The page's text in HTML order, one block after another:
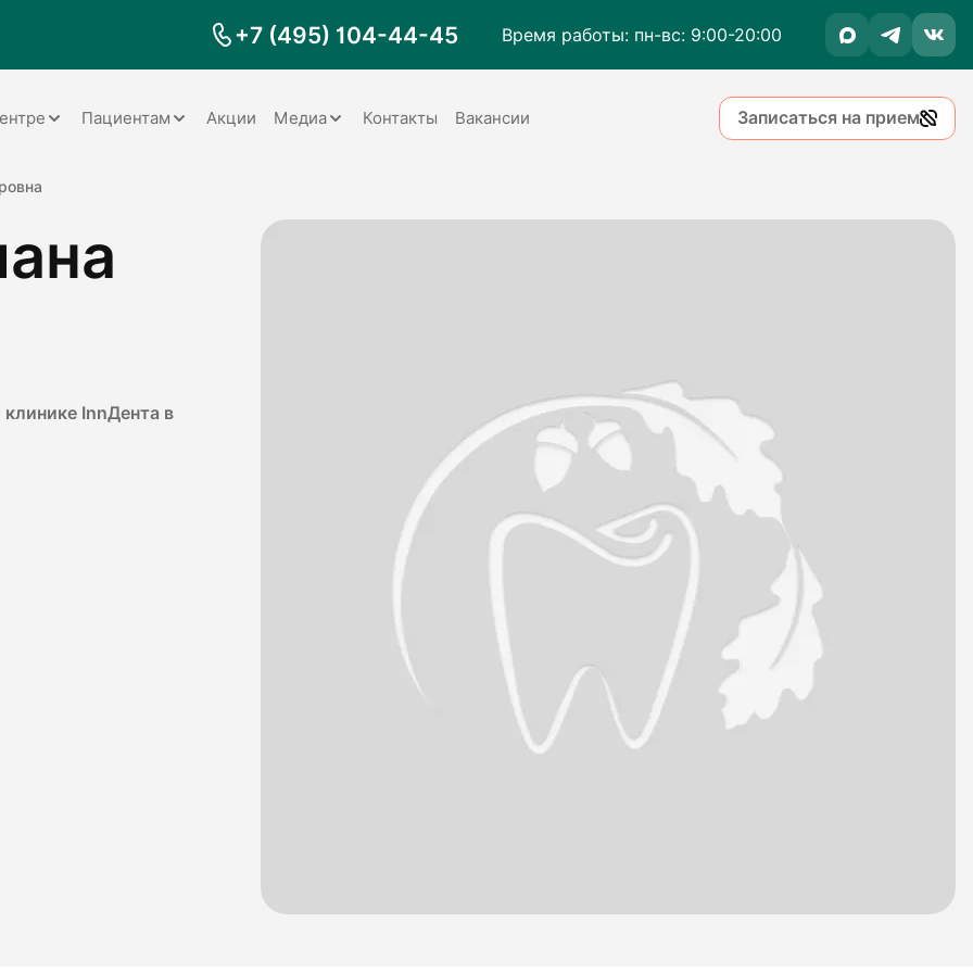
+7 (495) 104-44-45 Время работы: пн-вс: 9:00-20:00
Наше оборудование
Пациентам
Запрос справки на налоговый
вычет
Акции Медиа Контакты Вакансии Записаться на прием
InnДента в